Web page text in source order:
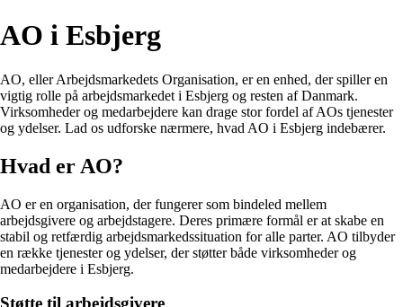
AO i Esbjerg
AO, eller Arbejdsmarkedets Organisation, er en enhed, der spiller en
vigtig rolle på arbejdsmarkedet i Esbjerg og resten af Danmark.
Virksomheder og medarbejdere kan drage stor fordel af AOs tjenester
og ydelser. Lad os udforske nærmere, hvad AO i Esbjerg indebærer.
Hvad er AO?
AO er en organisation, der fungerer som bindeled mellem
arbejdsgivere og arbejdstagere. Deres primære formål er at skabe en
stabil og retfærdig arbejdsmarkedssituation for alle parter. AO tilbyder
en række tjenester og ydelser, der støtter både virksomheder og
medarbejdere i Esbjerg.